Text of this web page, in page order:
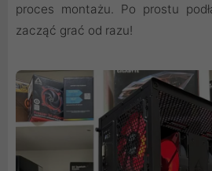
proces montażu. Po prostu
zacząć grać od razu!